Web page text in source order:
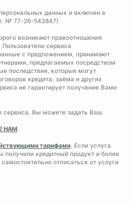
данных и включен в
№ 77-26-542847)
возникают правоотношения
сервиса
с предложением, принимают
предлагаемых посредством
последствия, которые могут
кредита, заёма и других
не гарантирует получение Вами
сервиса, Вы можете задать Ваш
НАМ.
тарифами. Если услуга
получили кредитный продукт и более
отписаться от услуги